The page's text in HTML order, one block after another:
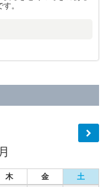
。
月
木 金 土